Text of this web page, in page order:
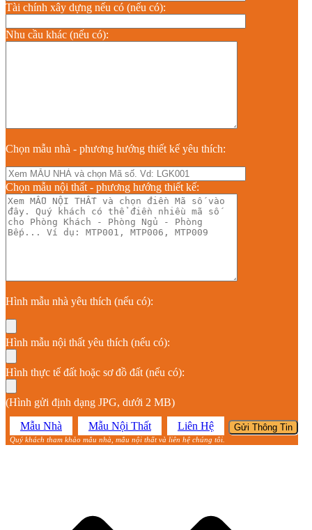
Tài chính xây dựng nếu có (nếu có):
Nhu cầu khác (nếu có):
Chọn mẫu nhà - phương hướng thiết kế yêu thích:
Chọn mẫu nội thất - phương hướng thiết kế:
Hình mẫu nhà yêu thích (nếu có):
Hình mẫu nội thất yêu thích (nếu có):
Hình thực tế đất hoặc sơ đồ đất (nếu có):
(Hình gửi định dạng JPG, dưới 2 MB)
Mẫu Nhà
Mẫu Nội Thất Liên Hệ
Quý khách tham khảo mẫu nhà, mẫu nội thất và liên hệ chúng tôi.